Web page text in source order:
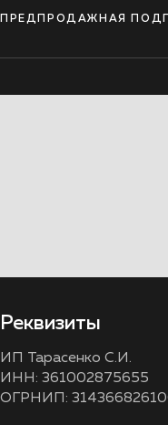
ПРЕДПРОДАЖНАЯ
Реквизиты
ИП Тарасенко С.И.
ИНН: 361002875655
ОГРНИП: